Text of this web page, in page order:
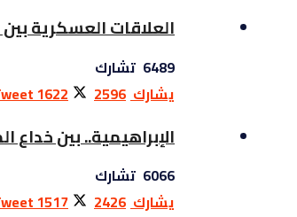
العلاقات العسكرية
6489 تشارك
يشارك 2596
1622
الإبراهيمية.. بين
6066 تشارك
يشارك 2426
1517